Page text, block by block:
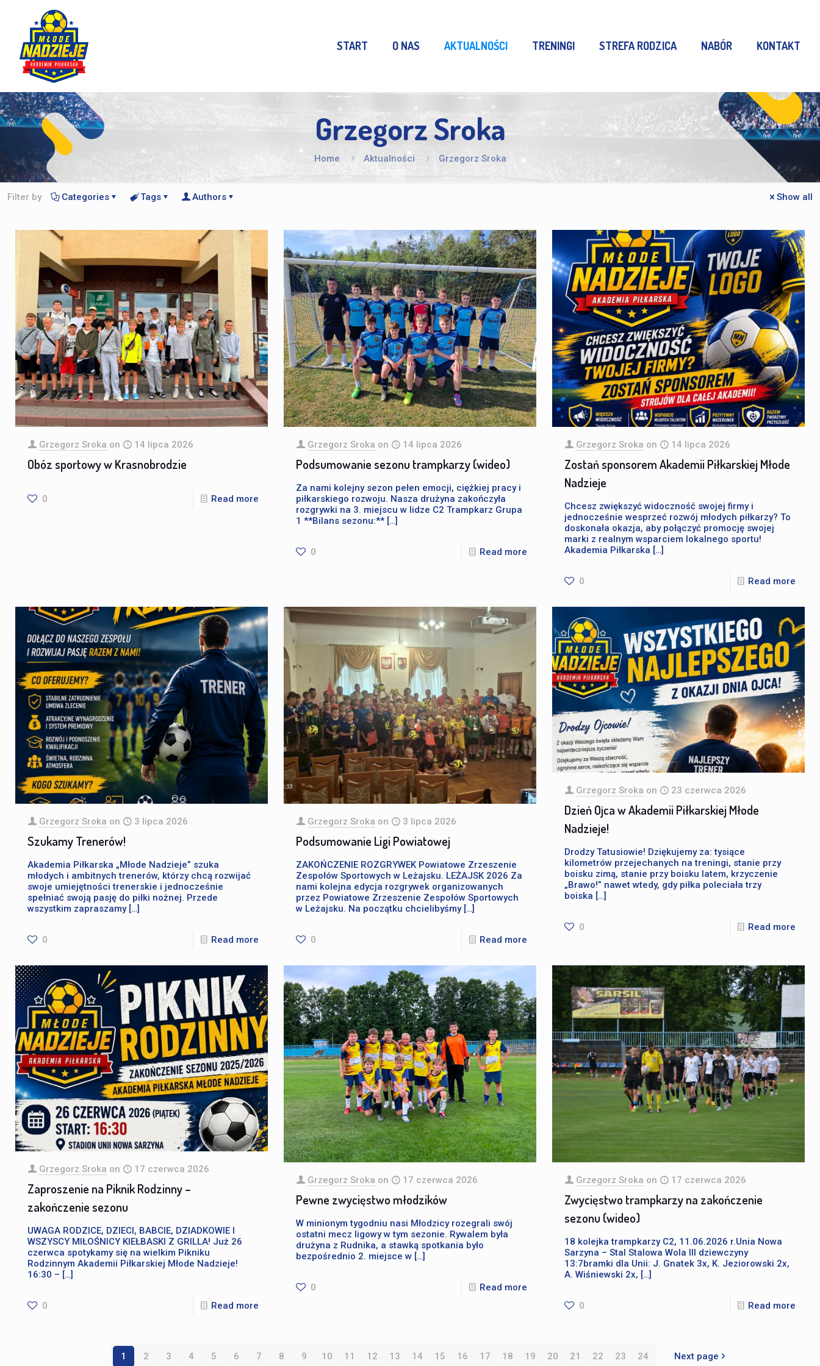
START O NAS AKTUALNOŚCI TRENINGI STREFA RODZICA NABÓR KONTAKT
Grzegorz Sroka
Home Aktualności Grzegorz Sroka
Filter by Categories Tags Authors Show all
Grzegorz Sroka on 14 lipca 2026
Obóz sportowy w Krasnobrodzie
0 Read more
Grzegorz Sroka on 14 lipca 2026
Podsumowanie sezonu trampkarzy (wideo)
Za nami kolejny sezon pełen emocji, ciężkiej pracy i
piłkarskiego rozwoju. Nasza drużyna zakończyła
rozgrywki na 3. miejscu w lidze C2 Trampkarz Grupa
1 **Bilans sezonu:**[…]
0 Read more
Grzegorz Sroka on 14 lipca 2026
Zostań sponsorem Akademii Piłkarskiej Młode
Nadzieje
Chcesz zwiększyć widoczność swojej firmy i
jednocześnie wesprzeć rozwój młodych piłkarzy? To
doskonała okazja, aby połączyć promocję swojej
marki z realnym wsparciem lokalnego sportu!
Akademia Piłkarska […]
0 Read more
Grzegorz Sroka on 3 lipca 2026
Szukamy Trenerów!
Akademia Piłkarska „Młode Nadzieje” szuka
młodych i ambitnych trenerów, którzy chcą rozwijać
swoje umiejętności trenerskie i jednocześnie
spełniać swoją pasję do piłki nożnej. Przede
wszystkim zapraszamy[…]
0 Read more
Grzegorz Sroka on 3 lipca 2026
Podsumowanie Ligi Powiatowej
ZAKOŃCZENIE ROZGRYWEK Powiatowe Zrzeszenie
Zespołów Sportowych w Leżajsku. LEŻAJSK 2026 Za
nami kolejna edycja rozgrywek organizowanych
przez Powiatowe Zrzeszenie Zespołów Sportowych
w Leżajsku. Na początku chcielibyśmy[…]
0 Read more
Grzegorz Sroka on 23 czerwca 2026
Dzień Ojca w Akademii Piłkarskiej Młode
Nadzieje!
Drodzy Tatusiowie! Dziękujemy za: tysiące
kilometrów przejechanych na treningi, stanie przy
boisku zimą, stanie przy boisku latem, krzyczenie
„Brawo!” nawet wtedy, gdy piłka poleciała trzy
boiska […]
0 Read more
Grzegorz Sroka on 17 czerwca 2026
Zaproszenie na Piknik Rodzinny –
zakończenie sezonu
UWAGA RODZICE, DZIECI, BABCIE, DZIADKOWIE I
WSZYSCY MIŁOŚNICY KIEŁBASKI Z GRILLA! Już 26
czerwca spotykamy się na wielkim Pikniku
Rodzinnym Akademii Piłkarskiej Młode Nadzieje!
16:30 – […]
0 Read more
Grzegorz Sroka on 17 czerwca 2026
Pewne zwycięstwo młodzików
W minionym tygodniu nasi Młodzicy rozegrali swój
ostatni mecz ligowy w tym sezonie. Rywalem była
drużyna z Rudnika, a stawką spotkania było
bezpośrednio 2. miejsce w […]
0 Read more
Grzegorz Sroka on 17 czerwca 2026
Zwycięstwo trampkarzy na zakończenie
sezonu (wideo)
18 kolejka trampkarzy C2, 11.06.2026 r.Unia Nowa
Sarzyna – Stal Stalowa Wola III dziewczyny
13:7bramki dla Unii: J. Gnatek 3x, K. Jeziorowski 2x,
A. Wiśniewski 2x, […]
0 Read more
1 2 3 4 5 6 7 8 9 10 11 12 13 14 15 16 17 18 19 20 21 22 23 24 Next page